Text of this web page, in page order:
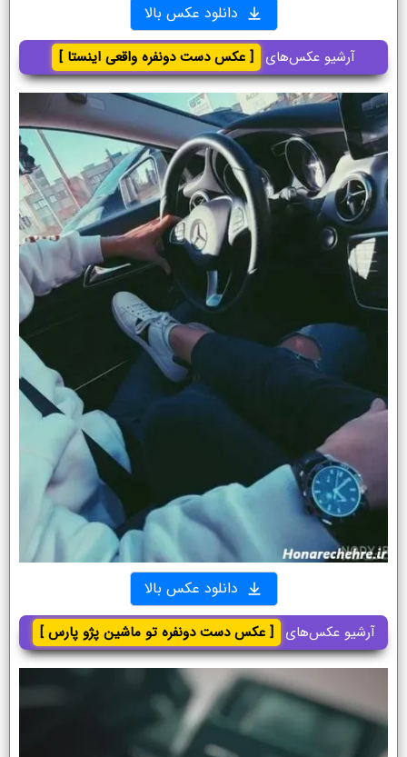
دانلود عکس بالا
آرشیو عکس‌های [ عکس دست دونفره واقعی اینستا ]
دانلود عکس بالا
آرشیو عکس‌های [ عکس دست دونفره تو ماشین پژو پارس ]